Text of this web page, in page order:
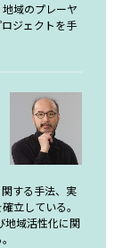
域のプレーヤ
ジェクトを手
する手法、実
立している。
地域活性化に関